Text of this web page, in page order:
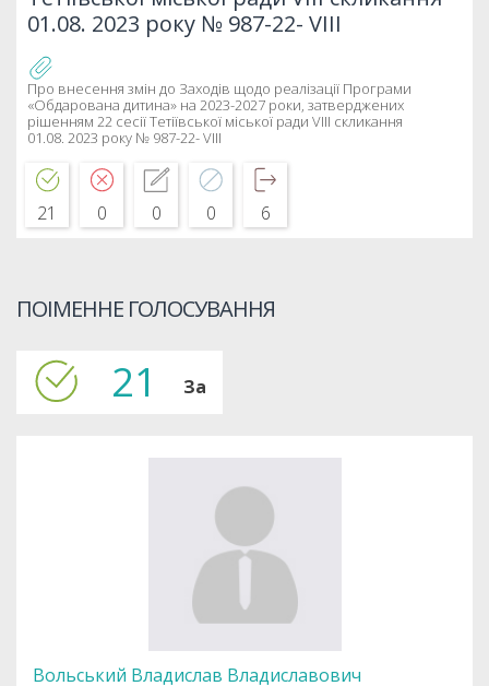
01.08. 2023 року № 987-22- VIII
Про внесення змін до Заходів щодо реалізації Програми
«Обдарована дитина» на 2023-2027 роки, затверджених
рішенням 22 сесії Тетіївської міської ради VIII скликання
01.08. 2023 року № 987-22- VIII
21 0 0 0 6
ПОІМЕННЕ ГОЛОСУВАННЯ
21 За
Вольський Владислав Владиславович